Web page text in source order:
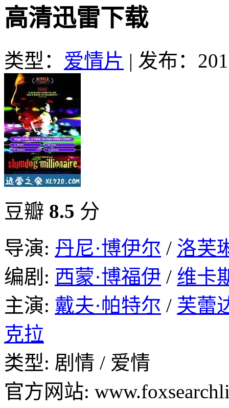
高清迅雷下载
类型： 爱情片 | 发布：
豆瓣 8.5 分
导演: 丹尼·博伊尔 / 洛芙
编剧: 西蒙·博福伊 / 维卡
主演: 戴夫·帕特尔 / 芙蕾
克拉
类型: 剧情 / 爱情
官方网站: